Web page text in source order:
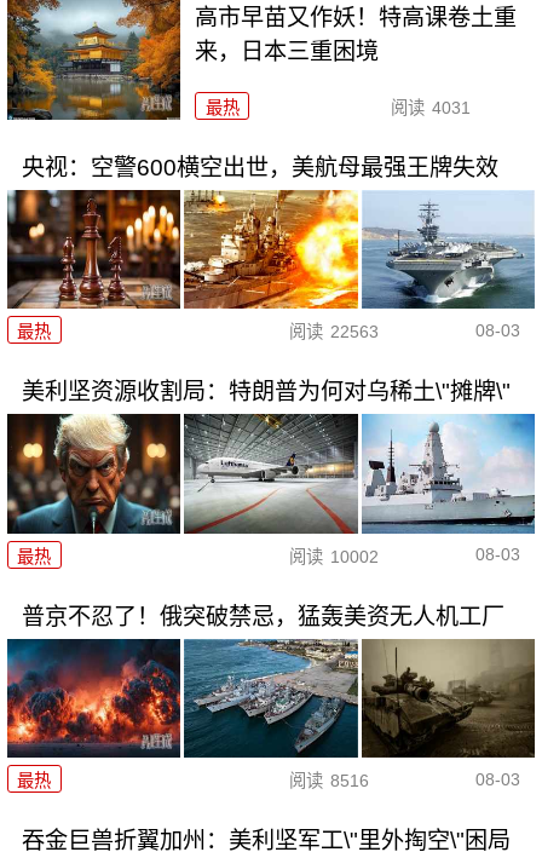
高市早苗又作妖！特高课卷土重
来，日本三重困境
最热 阅读 4031
央视：空警600横空出世，美航母最强王牌失效
最热 阅读 22563 08-03
美利坚资源收割局：特朗普为何对乌稀土\"摊牌\"
最热 阅读 10002 08-03
普京不忍了！俄突破禁忌，猛轰美资无人机工厂
最热 阅读 8516 08-03
吞金巨兽折翼加州：美利坚军工\"里外掏空\"困局